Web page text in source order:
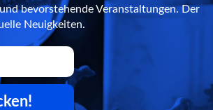
bevorstehende Veranstaltungen. Der
Neuigkeiten.